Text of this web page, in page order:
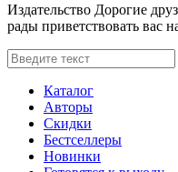
Издательство Дорогие
рады приветствовать вас
Каталог
Авторы
Скидки
Бестселлеры
Новинки